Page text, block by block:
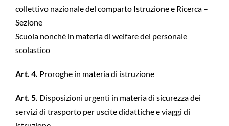
collettivo nazionale del comparto Istruzione e Ricerca –
Sezione
Scuola nonché in materia di welfare del personale
scolastico
Art. 4. Proroghe in materia di istruzione
Art. 5. Disposizioni urgenti in materia di sicurezza dei
servizi di trasporto per uscite didattiche e viaggi di